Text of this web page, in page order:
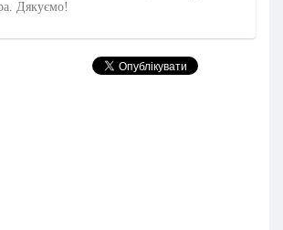
Дякуємо!